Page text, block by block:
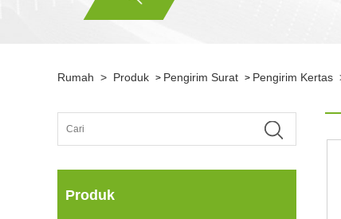
Rumah > Produk > Pengirim Surat > Pengirim Kertas
Produk